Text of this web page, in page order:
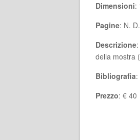
Dimensioni:
Pagine: N. D.
Descrizione
della mostra
Bibliografia:
Prezzo: € 40